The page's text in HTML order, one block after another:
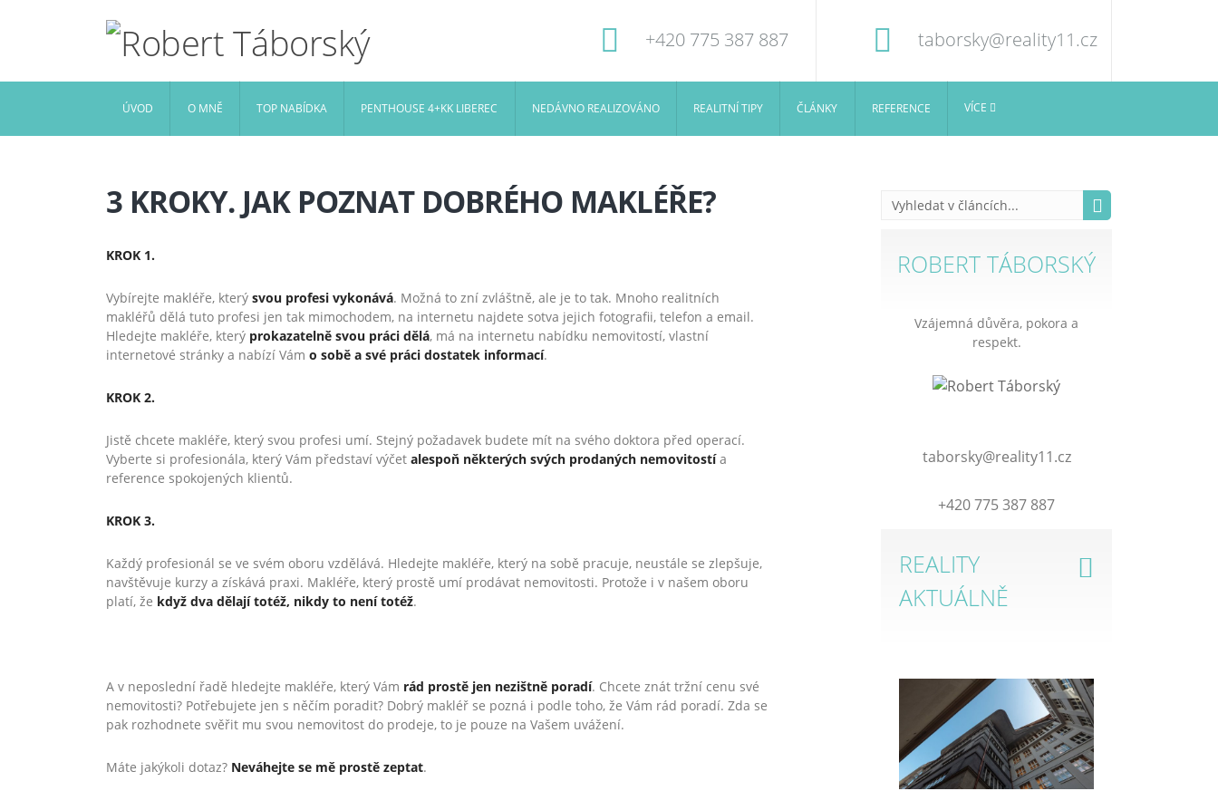
+420 775 387 887 taborsky@reality11.cz
ÚVOD O MNĚ TOP NABÍDKA PENTHOUSE 4+KK LIBEREC NEDÁVNO REALIZOVÁNO REALITNÍ TIPY ČLÁNKY REFERENCE VÍCE
3 KROKY. JAK POZNAT DOBRÉHO MAKLÉŘE?
KROK 1.
Vybírejte makléře, který svou profesi vykonává. Možná to zní zvláštně, ale je to tak. Mnoho realitních
makléřů dělá tuto profesi jen tak mimochodem, na internetu najdete sotva jejich fotografii, telefon a email.
Hledejte makléře, který prokazatelně svou práci dělá, má na internetu nabídku nemovitostí, vlastní
internetové stránky a nabízí Vám o sobě a své práci dostatek informací.
KROK 2.
Jistě chcete makléře, který svou profesi umí. Stejný požadavek budete mít na svého doktora před operací.
Vyberte si profesionála, který Vám představí výčet alespoň některých svých prodaných nemovitostía
reference spokojených klientů.
KROK 3.
Každý profesionál se ve svém oboru vzdělává. Hledejte makléře, který na sobě pracuje, neustále se zlepšuje,
navštěvuje kurzy a získává praxi. Makléře, který prostě umí prodávat nemovitosti. Protože i v našem oboru
platí, že když dva dělají totéž, nikdy to není totéž.
A v neposlední řadě hledejte makléře, který Vám rád prostě jen nezištně poradí. Chcete znát tržní cenu své
nemovitosti? Potřebujete jen s něčím poradit? Dobrý makléř se pozná i podle toho, že Vám rád poradí. Zda se
pak rozhodnete svěřit mu svou nemovitost do prodeje, to je pouze na Vašem uvážení.
Máte jakýkoli dotaz? Neváhejte se mě prostě zeptat.
ROBERT TÁBORSKÝ
Vzájemná důvěra, pokora a
respekt.
taborsky@reality11.cz
+420 775 387 887
REALITY
AKTUÁLNĚ